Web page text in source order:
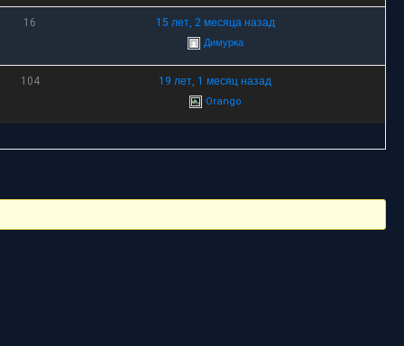
16 15 лет, 2 месяца назад
Димурка
104 19 лет, 1 месяц назад
Orango